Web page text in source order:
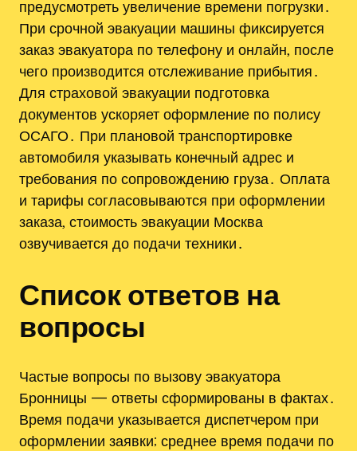
предусмотреть увеличение времени погрузки․
При срочной эвакуации машины фиксируется
заказ эвакуатора по телефону и онлайн‚ после
чего производится отслеживание прибытия․
Для страховой эвакуации подготовка
документов ускоряет оформление по полису
ОСАГО․ При плановой транспортировке
автомобиля указывать конечный адрес и
требования по сопровождению груза․ Оплата
и тарифы согласовываются при оформлении
заказа‚ стоимость эвакуации Москва
озвучивается до подачи техники․
Список ответов на
вопросы
Частые вопросы по вызову эвакуатора
Бронницы — ответы сформированы в фактах․
Время подачи указывается диспетчером при
оформлении заявки; среднее время подачи по